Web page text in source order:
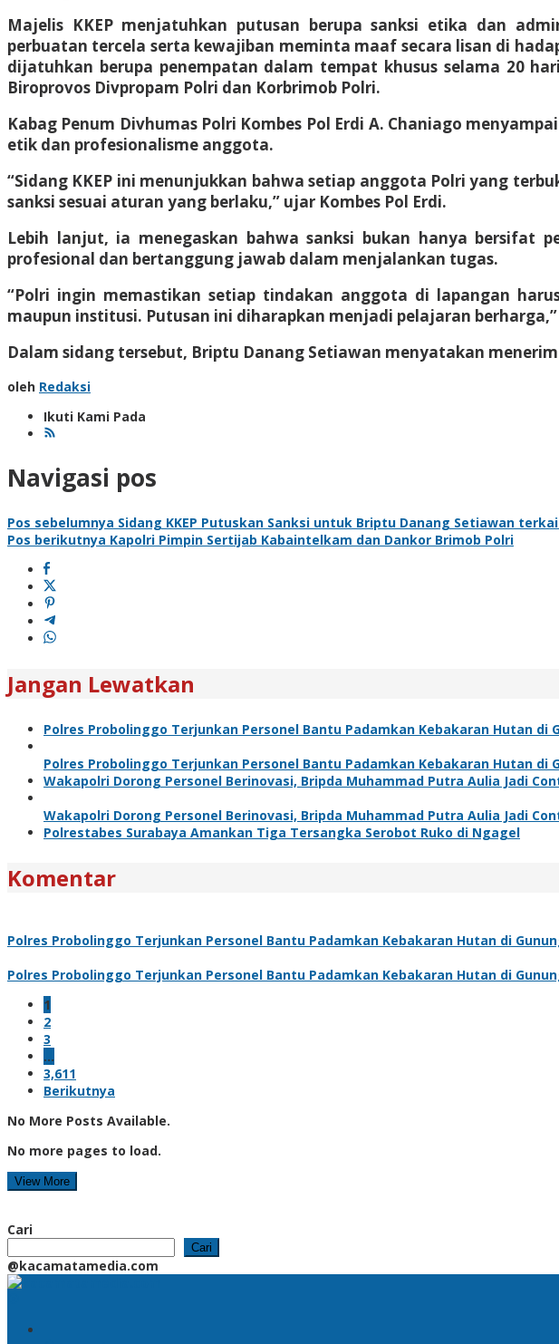
Majelis KKEP menjatuhkan putusan berupa sanksi etika dan
perbuatan tercela serta kewajiban meminta maaf secara lisan di
dijatuhkan berupa penempatan dalam tempat khusus selama 20
Biroprovos Divpropam Polri dan Korbrimob Polri.
Kabag Penum Divhumas Polri Kombes Pol Erdi A. Chaniago
etik dan profesionalisme anggota.
“Sidang KKEP ini menunjukkan bahwa setiap anggota Polri yang
sanksi sesuai aturan yang berlaku,” ujar Kombes Pol Erdi.
Lebih lanjut, ia menegaskan bahwa sanksi bukan hanya bersifat
profesional dan bertanggung jawab dalam menjalankan tugas.
“Polri ingin memastikan setiap tindakan anggota di lapangan
maupun institusi. Putusan ini diharapkan menjadi pelajaran
Dalam sidang tersebut, Briptu Danang Setiawan menyatakan
oleh Redaksi
Ikuti Kami Pada
Navigasi pos
Pos sebelumnya Sidang KKEP Putuskan Sanksi untuk Briptu Danang Setiawan
Pos berikutnya Kapolri Pimpin Sertijab Kabaintelkam dan Dankor Brimob Polri
Jangan Lewatkan
Polres Probolinggo Terjunkan Personel Bantu Padamkan Kebakaran Hutan di
Polres Probolinggo Terjunkan Personel Bantu Padamkan Kebakaran Hutan di
Wakapolri Dorong Personel Berinovasi, Bripda Muhammad Putra Aulia Jadi
Wakapolri Dorong Personel Berinovasi, Bripda Muhammad Putra Aulia Jadi
Polrestabes Surabaya Amankan Tiga Tersangka Serobot Ruko di Ngagel
Komentar
Polres Probolinggo Terjunkan Personel Bantu Padamkan Kebakaran Hutan di
Polres Probolinggo Terjunkan Personel Bantu Padamkan Kebakaran Hutan di
1
2
3
…
3,611
Berikutnya
No More Posts Available.
No more pages to load.
View More
Cari
Cari
@kacamatamedia.com